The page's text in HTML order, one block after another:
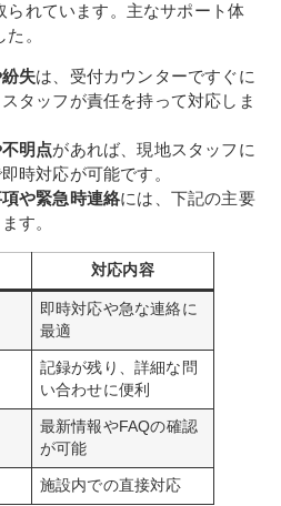
られています。主なサポート体
。
失は、受付カウンターですぐに
タッフが責任を持って対応しま
明点があれば、現地スタッフに
時対応が可能です。
や緊急時連絡には、下記の主要
す。
対応内容
即時対応や急な連絡に
最適
記録が残り、詳細な問
い合わせに便利
最新情報やFAQの確認
が可能
施設内での直接対応